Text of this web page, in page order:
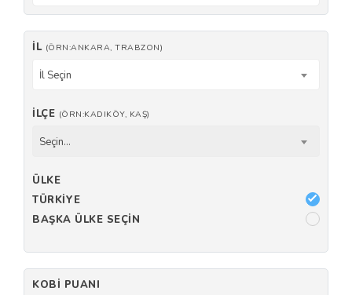
İL (ÖRN:ANKARA, TRABZON)
İl Seçin
İLÇE (ÖRN:KADIKÖY, KAŞ)
Seçin...
ÜLKE
TÜRKIYE
BAŞKA ÜLKE SEÇIN
KOBI PUANI